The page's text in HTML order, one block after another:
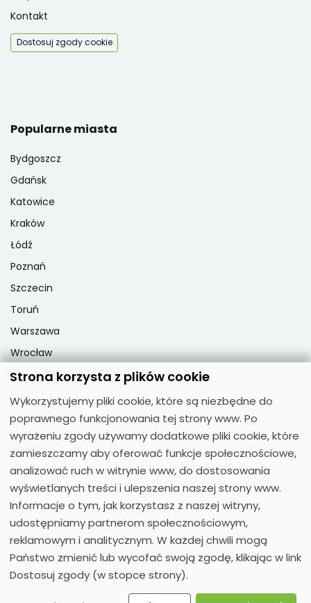
Kontakt
Dostosuj zgody cookie
Popularne miasta
Bydgoszcz
Gdańsk
Katowice
Kraków
Łódź
Poznań
Szczecin
Toruń
Warszawa
Wrocław
Popularne przedmioty
Matematyka
Fizyka
Chemia
Język polski
Biologia
Moose Polecane Korepetycje
Strona korzysta z plików cookie
Wykorzystujemy pliki cookie, które są niezbędne do
poprawnego funkcjonowania tej strony www. Po
wyrażeniu zgody używamy dodatkowe pliki cookie, które
zamieszczamy aby oferować funkcje społecznościowe,
analizować ruch w witrynie www, do dostosowania
wyświetlanych treści i ulepszenia naszej strony www.
Informacje o tym, jak korzystasz z naszej witryny,
udostępniamy partnerom społecznościowym,
reklamowym i analitycznym. W każdej chwili mogą
Państwo zmienić lub wycofać swoją zgodę, klikając w link
Dostosuj zgody (w stopce strony).